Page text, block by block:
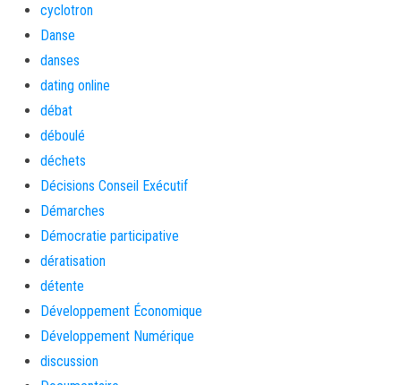
cyclotron
Danse
danses
dating online
débat
déboulé
déchets
Décisions Conseil Exécutif
Démarches
Démocratie participative
dératisation
détente
Développement Économique
Développement Numérique
discussion